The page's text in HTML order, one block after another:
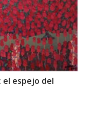
el espejo del